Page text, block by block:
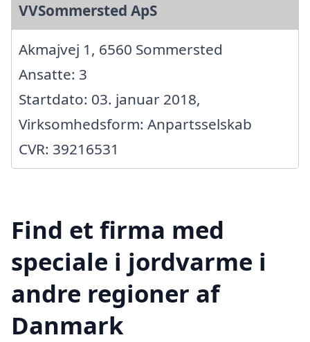
VVSommersted ApS
Akmajvej 1, 6560 Sommersted
Ansatte: 3
Startdato: 03. januar 2018,
Virksomhedsform: Anpartsselskab
CVR: 39216531
Find et firma med
speciale i jordvarme i
andre regioner af
Danmark